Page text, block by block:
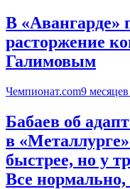
В «Авангарде»
расторжение
Галимовым
Чемпионат.com9
Бабаев об
в
быстрее, но у
Все нормально,